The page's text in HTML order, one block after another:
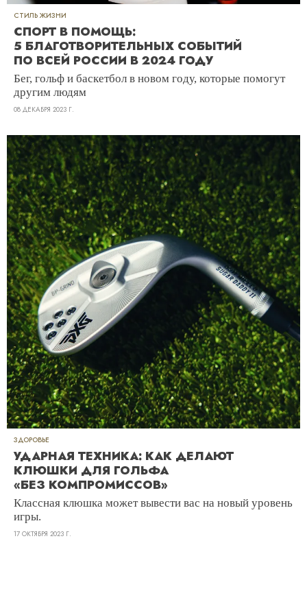
СТИЛЬ ЖИЗНИ
СПОРТ В ПОМОЩЬ:
5 БЛАГОТВОРИТЕЛЬНЫХ СОБЫТИЙ
ПО ВСЕЙ РОССИИ В 2024 ГОДУ
Бег, гольф и баскетбол в новом году, которые помогут
другим людям
08 ДЕКАБРЯ 2023 Г.
ЗДОРОВЬЕ
УДАРНАЯ ТЕХНИКА: КАК ДЕЛАЮТ
КЛЮШКИ ДЛЯ ГОЛЬФА
«БЕЗ КОМПРОМИССОВ»
Классная клюшка может вывести вас на новый уровень
игры.
17 ОКТЯБРЯ 2023 Г.